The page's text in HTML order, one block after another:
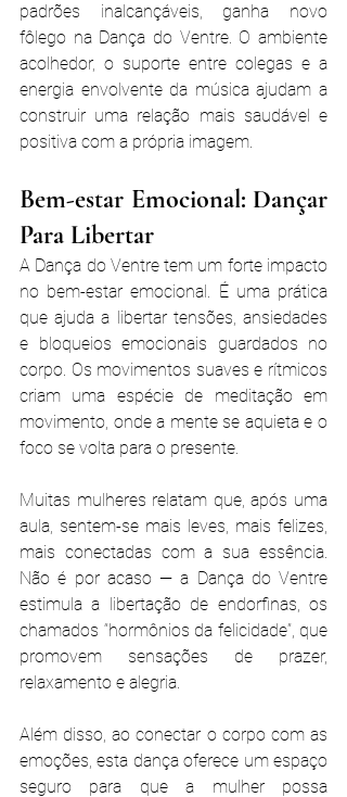
padrões inalcançáveis, ganha novo
fôlego na Dança do Ventre. O ambiente
acolhedor, o suporte entre colegas e a
energia envolvente da música ajudam a
construir uma relação mais saudável e
positiva com a própria imagem.
Bem-estar Emocional: Dançar
Para Libertar
A Dança do Ventre tem um forte impacto
no bem-estar emocional. É uma prática
que ajuda a libertar tensões, ansiedades
e bloqueios emocionais guardados no
corpo. Os movimentos suaves e rítmicos
criam uma espécie de meditação em
movimento, onde a mente se aquieta e o
foco se volta para o presente.
Muitas mulheres relatam que, após uma
aula, sentem-se mais leves, mais felizes,
mais conectadas com a sua essência.
Não é por acaso — a Dança do Ventre
estimula a libertação de endorfinas, os
chamados “hormônios da felicidade”, que
promovem sensações de prazer,
relaxamento e alegria.
Além disso, ao conectar o corpo com as
emoções, esta dança oferece um espaço
seguro para que a mulher possa